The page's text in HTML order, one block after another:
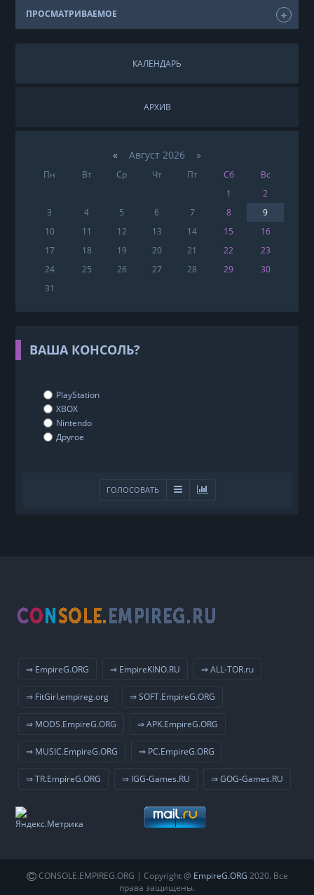
ПРОСМАТРИВАЕМОЕ
КАЛЕНДАРЬ
АРХИВ
«Август 2026 »
Пн Вт Ср Чт Пт Сб
Вс
1
2
3
4 5 6 7 8
9
10
11 12 13 14 15
16
17
18 19 20 21 22
23
24
25 26 27 28 29
30
31
ВАША КОНСОЛЬ?
PlayStation
XBOX
Nintendo
Другое
ГОЛОСОВАТЬ
⇒ EmpireG.ORG ⇒ EmpireKINO.RU ⇒ ALL-TOR.ru
⇒ FitGirl.empireg.org ⇒ SOFT.EmpireG.ORG
⇒ MODS.EmpireG.ORG ⇒ APK.EmpireG.ORG
⇒ MUSIC.EmpireG.ORG ⇒ PC.EmpireG.ORG
⇒ TR.EmpireG.ORG ⇒ IGG-Games.RU ⇒ GOG-Games.RU
CONSOLE.EMPIREG.ORG | Copyright @ EmpireG.ORG 2020. Все
права защищены.